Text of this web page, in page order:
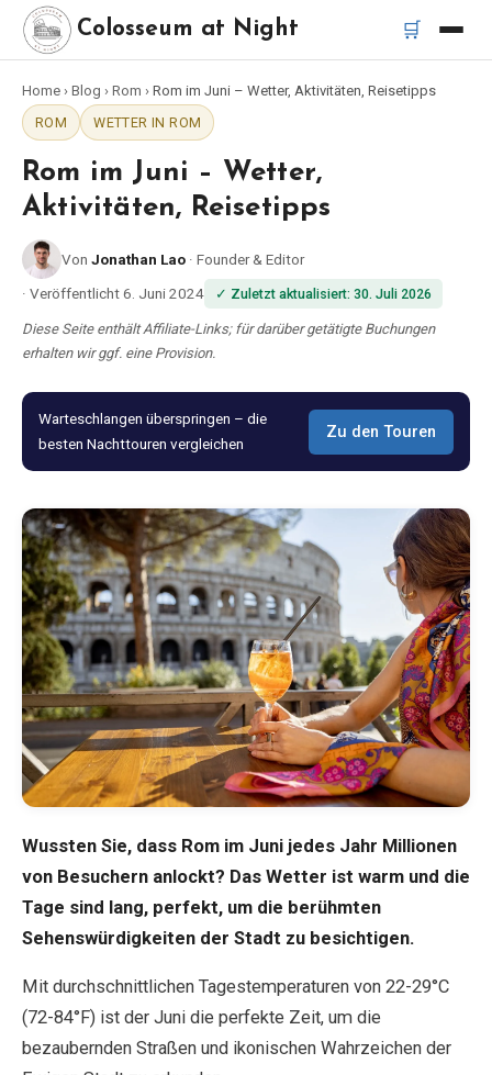
Colosseum at Night 🛒
Startseite
Beste Touren
Beste Touren in Rom
Bus-Tour Rom
Vespa-Tour Rom
Katakomben-Tour Rom
Blog
Shop
Alle Souvenirs
Posters
T-Shirts
Fridge Magnets
License Plates
EN DE ES FR IT
Home › Blog › Rom › Rom im Juni – Wetter, Aktivitäten, Reisetipps
ROM
WETTER IN ROM
Rom im Juni – Wetter,
Aktivitäten, Reisetipps
Von Jonathan Lao · Founder & Editor
· Veröffentlicht6. Juni 2024 ✓ Zuletzt aktualisiert: 30. Juli 2026
Diese Seite enthält Affiliate-Links; für darüber getätigte Buchungen
erhalten wir ggf. eine Provision.
Warteschlangen überspringen – die
besten Nachttouren vergleichen
Zu den Touren
Wussten Sie, dass Rom im Juni jedes Jahr Millionen
von Besuchern anlockt? Das Wetter ist warm und die
Tage sind lang, perfekt, um die berühmten
Sehenswürdigkeiten der Stadt zu besichtigen.
Mit durchschnittlichen Tagestemperaturen von 22-29°C
(72-84°F) ist der Juni die perfekte Zeit, um die
bezaubernden Straßen und ikonischen Wahrzeichen der